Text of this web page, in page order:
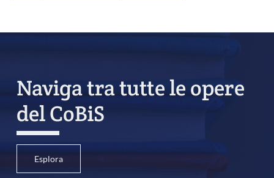
Naviga tra tutte le opere
del CoBiS
Esplora